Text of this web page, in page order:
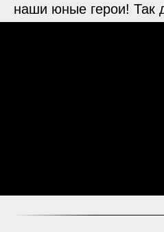
наши юные герои! Так